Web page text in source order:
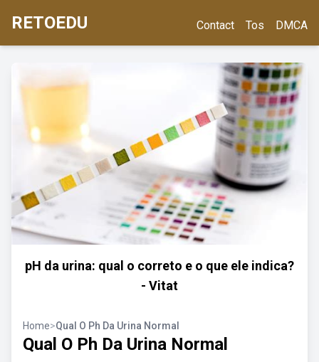
RETOEDU Contact Tos DMCA
pH da urina: qual o correto e o que ele indica?
- Vitat
Home>Qual O Ph Da Urina Normal
Qual O Ph Da Urina Normal